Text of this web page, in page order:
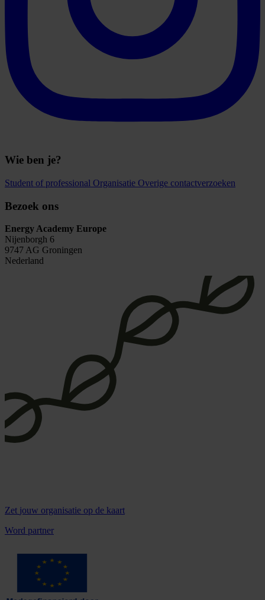
Wie ben je?
Student of professional Organisatie Overige contactverzoeken
Bezoek ons
Energy Academy Europe
Nijenborgh 6
9747 AG Groningen
Nederland
Zet jouw organisatie op de kaart
Word partner